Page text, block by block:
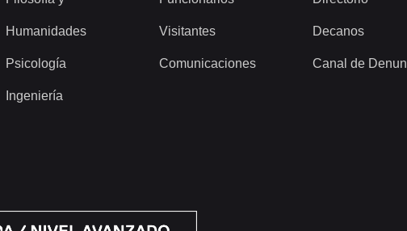
Humanidades
Psicología
Ingeniería
Visitantes
Comunicaciones
Decanos
Canal de